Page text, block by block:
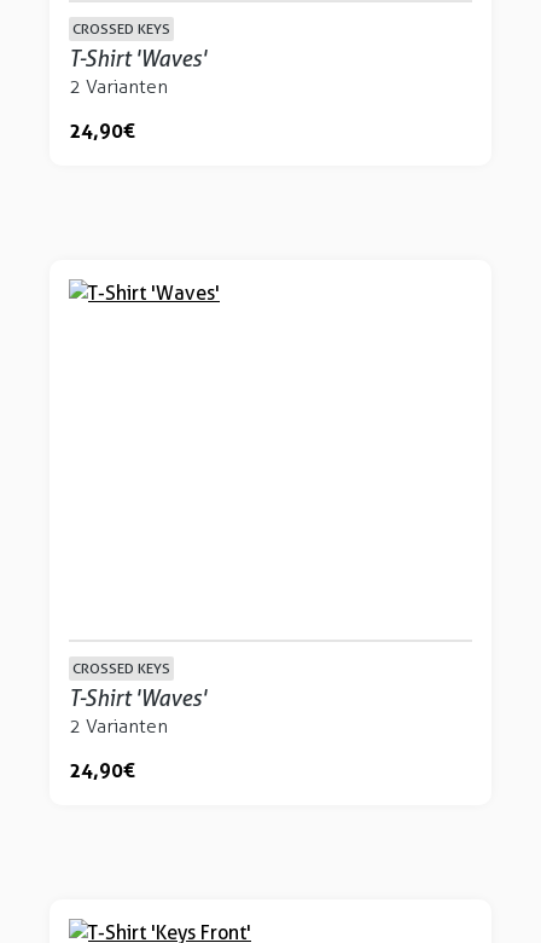
CROSSED KEYS
T-Shirt 'Waves'
2 Varianten
24,90 €
CROSSED KEYS
T-Shirt 'Waves'
2 Varianten
24,90 €